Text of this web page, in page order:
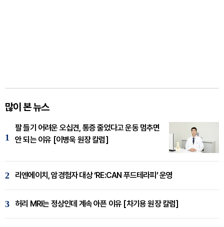
많이 본 뉴스
1
팔 들기 어려운 오십견, 통증 줄었다고 운동 멈추면
안 되는 이유 [이병욱 원장 칼럼]
2 리엔에이치, 암경험자 대상 ‘RE:CAN 푸드테라피’ 운영
3 허리 MRI는 정상인데 계속 아픈 이유 [차기용 원장 칼럼]